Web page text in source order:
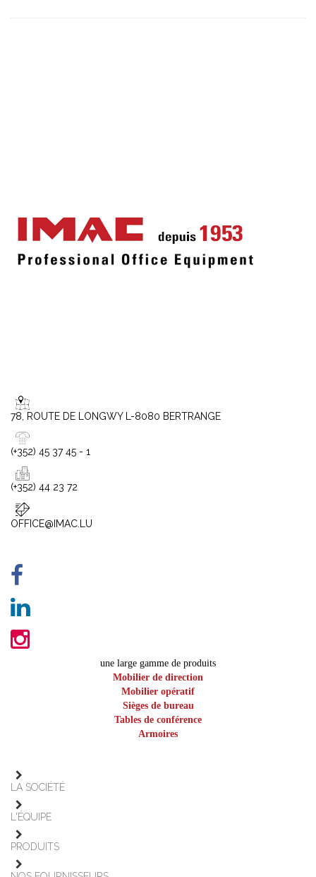
78, ROUTE DE LONGWY L-8080 BERTRANGE
(+352) 45 37 45 - 1
(+352) 44 23 72
OFFICE@IMAC.LU
une large gamme de produits
Mobilier de direction
Mobilier opératif
Sièges de bureau
Tables de conférence
Armoires
LA SOCIÉTÉ
L'ÉQUIPE
PRODUITS